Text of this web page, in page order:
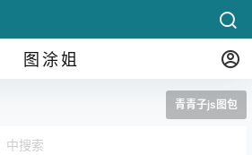
图涂姐
青青子js图包